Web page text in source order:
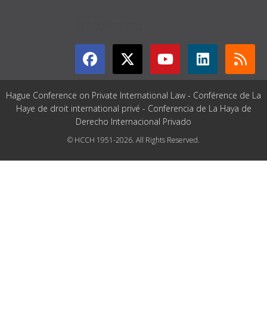
Hague Conference on Private International Law - Conférence de La
Haye de droit international privé - Conferencia de La Haya de
Derecho Internacional Privado
© HCCH 1951-2026. All Rights Reserved.